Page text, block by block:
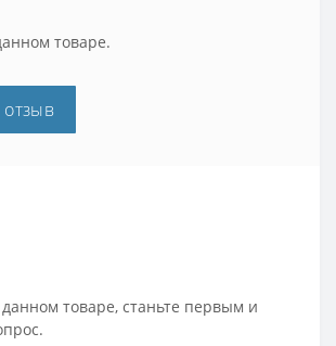
товаре.
товаре, станьте первым и